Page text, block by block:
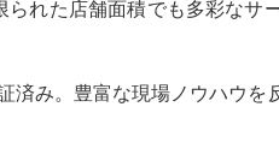
れた店舗面積でも多彩な
み。豊富な現場ノウハウ